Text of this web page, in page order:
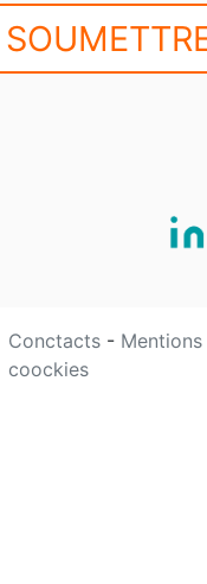
Conctacts -
coockies